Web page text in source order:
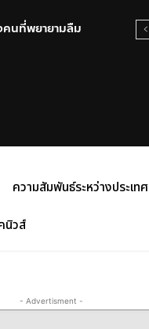
คนที่พยายามลืม
ความสัมพันธ์ระหว่างประเทศ
นิวส์
- Advertisment -